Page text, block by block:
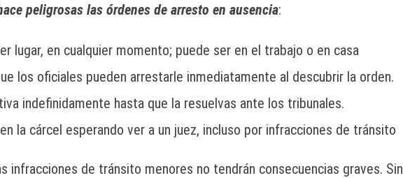
peligrosas las órdenes de arresto en ausencia:
lugar, en cualquier momento; puede ser en el trabajo o en casa
los oficiales pueden arrestarle inmediatamente al descubrir la orden.
indefinidamente hasta que la resuelvas ante los tribunales.
la cárcel esperando ver a un juez, incluso por infracciones de tránsito
infracciones de tránsito menores no tendrán consecuencias graves. Sin